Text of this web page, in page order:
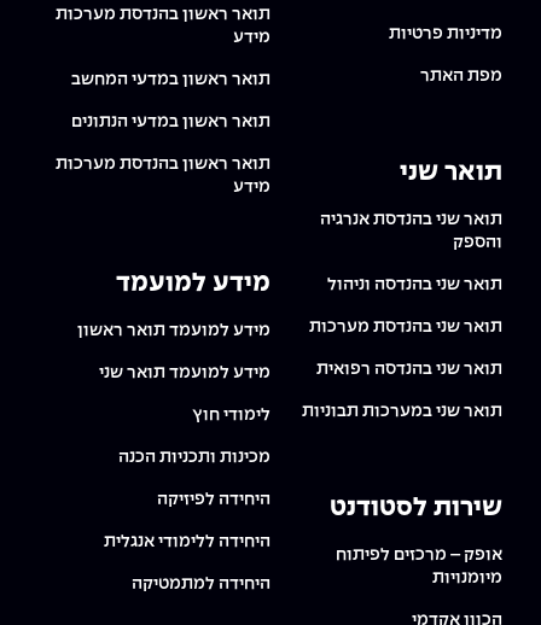
מדיניות פרטיות
מפת האתר
תואר שני
תואר שני בהנדסת אנרגיה
והספק
תואר שני בהנדסה וניהול
תואר שני בהנדסת מערכות
תואר שני בהנדסה רפואית
תואר שני במערכות תבוניות
שירות לסטודנט
אופק – מרכזים לפיתוח
מיומנויות
הכוון אקדמי
תואר ראשון בהנדסת מערכות
מידע
תואר ראשון במדעי המחשב
תואר ראשון במדעי הנתונים
תואר ראשון בהנדסת מערכות
מידע
מידע למועמד
מידע למועמד תואר ראשון
מידע למועמד תואר שני
לימודי חוץ
מכינות ותכניות הכנה
היחידה לפיזיקה
היחידה ללימודי אנגלית
היחידה למתמטיקה